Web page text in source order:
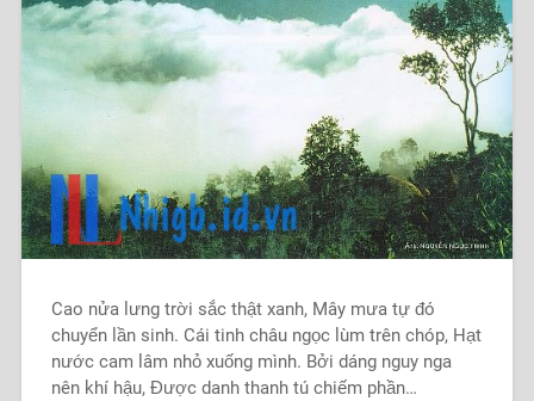
Cao nửa lưng trời sắc thật xanh, Mây mưa tự đó
chuyển lần sinh. Cái tinh châu ngọc lùm trên chóp, Hạt
nước cam lâm nhỏ xuống mình. Bởi dáng nguy nga
nên khí hậu, Được danh thanh tú chiếm phần…